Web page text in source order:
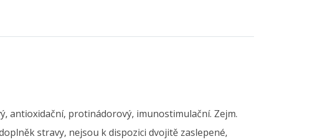
antioxidační, protinádorový, imunostimulační. Zejm.
stravy, nejsou k dispozici dvojitě zaslepené,